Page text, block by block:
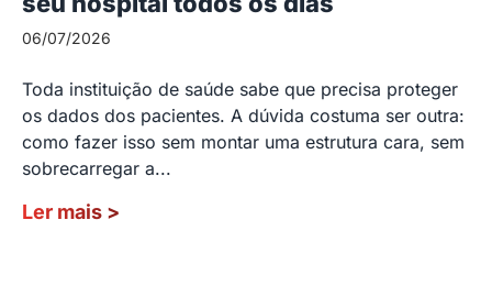
06/07/2026
Toda instituição de saúde sabe que precisa proteger
os dados dos pacientes. A dúvida costuma ser outra:
como fazer isso sem montar uma estrutura cara, sem
sobrecarregar a...
Ler mais >